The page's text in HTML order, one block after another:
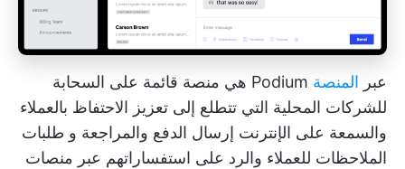
عبر المنصة
Podium هي منصة قائمة على السحابة
للشركات المحلية التي تتطلع إلى تعزيز الاحتفاظ بالعملاء
والسمعة على الإنترنت إرسال الدفع والمراجعة و طلبات
الملاحظات للعملاء والرد على استفساراتهم عبر منصات